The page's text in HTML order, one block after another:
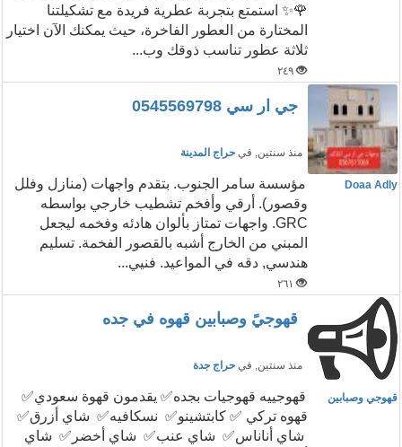
🌹✨ استمتع بتجربة عطرية فريدة مع تشكيلتنا
المختارة من العطور الفاخرة، حيث يمكنك الآن اختيار
ثلاثة عطور تناسب ذوقك وب...
٢٤٩
جي ار سي 0545569798
منذ سنتين, في حراج المدينة
Doaa Adly
مؤسسة سامر الجنوب. بتقدم واجهات (منازل وفلل
وقصور). أرقي وأفخم تشطيب خارجي بواسطه
GRC. واجهات تمتاز بألوان هادئه وفخمه ليجعل
المبني من الخارج أشبه بالقصور الفخمة. تسليم
هندسي, دقه في المواعيد. فنيي...
٢٦١
قهوجيً وصبابين قهوه في جده
منذ سنتين, في حراج جدة
قهوجي وصبابين
قهوجييه قهوجيات بجده✅ يقدمون قهوة سعودي✅
قهوه تركي ✅ كابتشينو✅ نسكافيه✅ شاي أزرق✅
شاي أناناس✅ شاي عنب✅ شاي أخضر✅ شاي